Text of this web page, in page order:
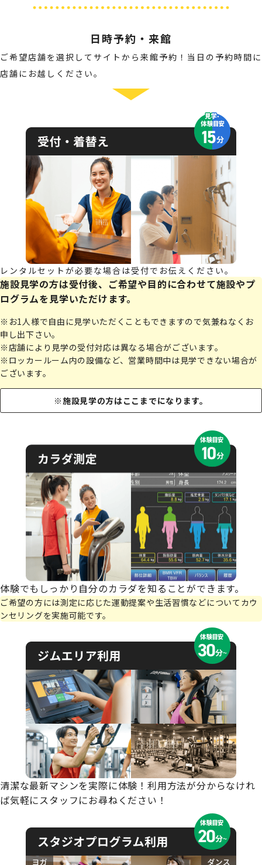
日時予約・来館
ご希望店舗を選択してサイトから来館予約！当日の予約時間に
店舗にお越しください。
レンタルセットが必要な場合は受付でお伝えください。
施設見学の方は受付後、ご希望や目的に合わせて施設やプ
ログラムを見学いただけます。
※お1人様で自由に見学いただくこともできますので気兼ねなくお
申し出下さい。
※店舗により見学の受付対応は異なる場合がございます。
※ロッカールーム内の設備など、営業時間中は見学できない場合が
ございます。
※施設見学の方はここまでになります。
体験でもしっかり自分のカラダを知ることができます。
ご希望の方には測定に応じた運動提案や生活習慣などについてカウ
ンセリングを実施可能です。
清潔な最新マシンを実際に体験！利用方法が分からなけれ
ば気軽にスタッフにお尋ねください！